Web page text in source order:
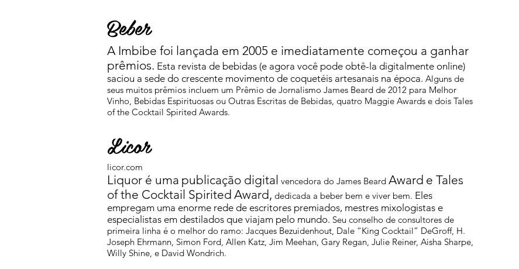
Beber
A Imbibe foi lançada em 2005 e imediatamente começou a ganhar
prêmios. Esta revista de bebidas (e agora você pode obtê-la digitalmente online)
saciou a sede do crescente movimento de coquetéis artesanais na época. Alguns de
seus muitos prêmios incluem um Prêmio de Jornalismo James Beard de 2012 para Melhor
Vinho, Bebidas Espirituosas ou Outras Escritas de Bebidas, quatro Maggie Awards e dois Tales
of the Cocktail Spirited Awards.
Licor
licor.com
Liquor é uma publicação digital vencedora do James Beard Award e Tales
of the Cocktail Spirited Award, dedicada a beber bem e viver bem. Eles
empregam uma enorme rede de escritores premiados, mestres mixologistas e
especialistas em destilados que viajam pelo mundo. Seu conselho de consultores de
primeira linha é o melhor do ramo: Jacques Bezuidenhout, Dale “King Cocktail” DeGroff, H.
Joseph Ehrmann, Simon Ford, Allen Katz, Jim Meehan, Gary Regan, Julie Reiner, Aisha Sharpe,
Willy Shine, e David Wondrich.